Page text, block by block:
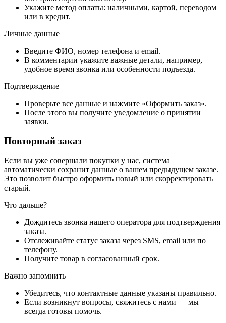
Укажите метод оплаты: наличными, картой, переводом
или в кредит.
Личные данные
Введите ФИО, номер телефона и email.
В комментарии укажите важные детали, например,
удобное время звонка или особенности подъезда.
Подтверждение
Проверьте все данные и нажмите «Оформить заказ».
После этого вы получите уведомление о принятии
заявки.
Повторный заказ
Если вы уже совершали покупки у нас, система
автоматически сохранит данные о вашем предыдущем заказе.
Это позволит быстро оформить новый или скорректировать
старый.
Что дальше?
Дождитесь звонка нашего оператора для подтверждения
заказа.
Отслеживайте статус заказа через SMS, email или по
телефону.
Получите товар в согласованный срок.
Важно запомнить
Убедитесь, что контактные данные указаны правильно.
Если возникнут вопросы, свяжитесь с нами — мы
всегда готовы помочь.